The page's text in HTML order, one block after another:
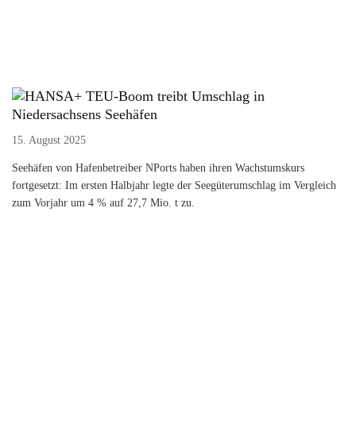
TEU-Boom treibt Umschlag in
Niedersachsens Seehäfen
15. August 2025
Seehäfen von Hafenbetreiber NPorts haben ihren Wachstumskurs
fortgesetzt: Im ersten Halbjahr legte der Seegüterumschlag im Vergleich
zum Vorjahr um 4 % auf 27,7 Mio. t zu.